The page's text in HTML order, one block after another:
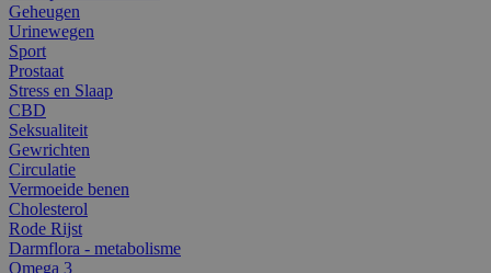
Geheugen
Urinewegen
Sport
Prostaat
Stress en Slaap
CBD
Seksualiteit
Gewrichten
Circulatie
Vermoeide benen
Cholesterol
Rode Rijst
Darmflora - metabolisme
Omega 3